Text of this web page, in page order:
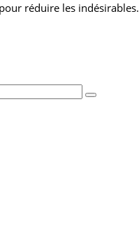
réduire les indésirables.